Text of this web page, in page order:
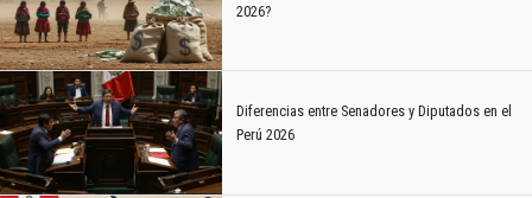
2026?
Diferencias entre Senadores y Diputados en el
Perú 2026